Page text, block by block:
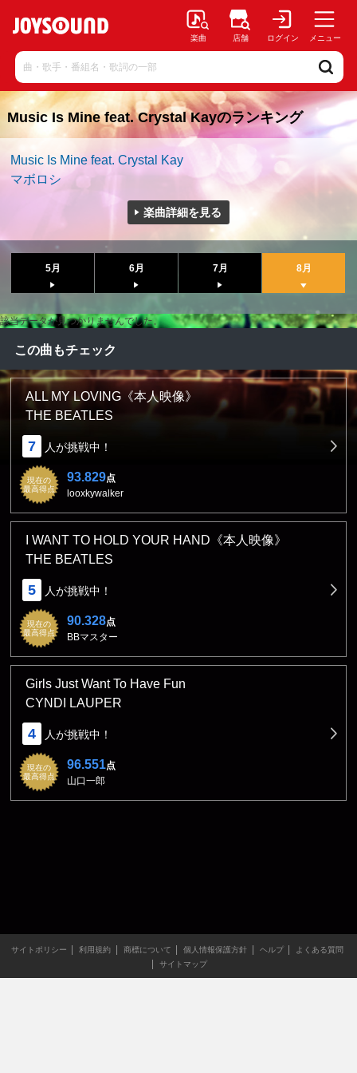
楽曲 店舗 ログイン メニュー
Music Is Mine feat. Crystal Kayのランキング
Music Is Mine feat. Crystal Kay
マボロシ
楽曲詳細を見る
5月 6月 7月 8月
該当データが見つかりませんでした。
この曲もチェック
ALL MY LOVING《本人映像》
THE BEATLES
7 人が挑戦中！
現在の
最高得点
93.829点
looxkywalker
I WANT TO HOLD YOUR HAND《本人映像》
THE BEATLES
5 人が挑戦中！
現在の
最高得点
90.328点
BBマスター
Girls Just Want To Have Fun
CYNDI LAUPER
4 人が挑戦中！
現在の
最高得点
96.551点
山口一郎
サイトポリシー 利用規約 商標について 個人情報保護方針 ヘルプ
よくある質問
サイトマップ